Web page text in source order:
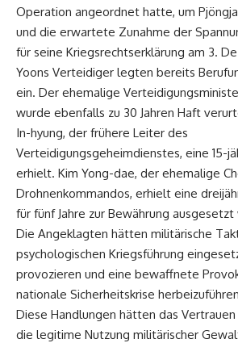
Operation angeordnet hatte, um
und die erwartete Zunahme der
für seine Kriegsrechtserklärung am 3.
Yoons Verteidiger legten bereits
ein. Der ehemalige
wurde ebenfalls zu 30 Jahren Haft
In-hyung, der frühere Leiter des
Verteidigungsgeheimdienstes, eine 15-
erhielt. Kim Yong-dae, der ehemalige
Drohnenkommandos, erhielt eine
für fünf Jahre zur Bewährung ausgesetzt
Die Angeklagten hätten militärische
psychologischen Kriegsführung
provozieren und eine bewaffnete
nationale Sicherheitskrise
Diese Handlungen hätten das
die legitime Nutzung militärischer